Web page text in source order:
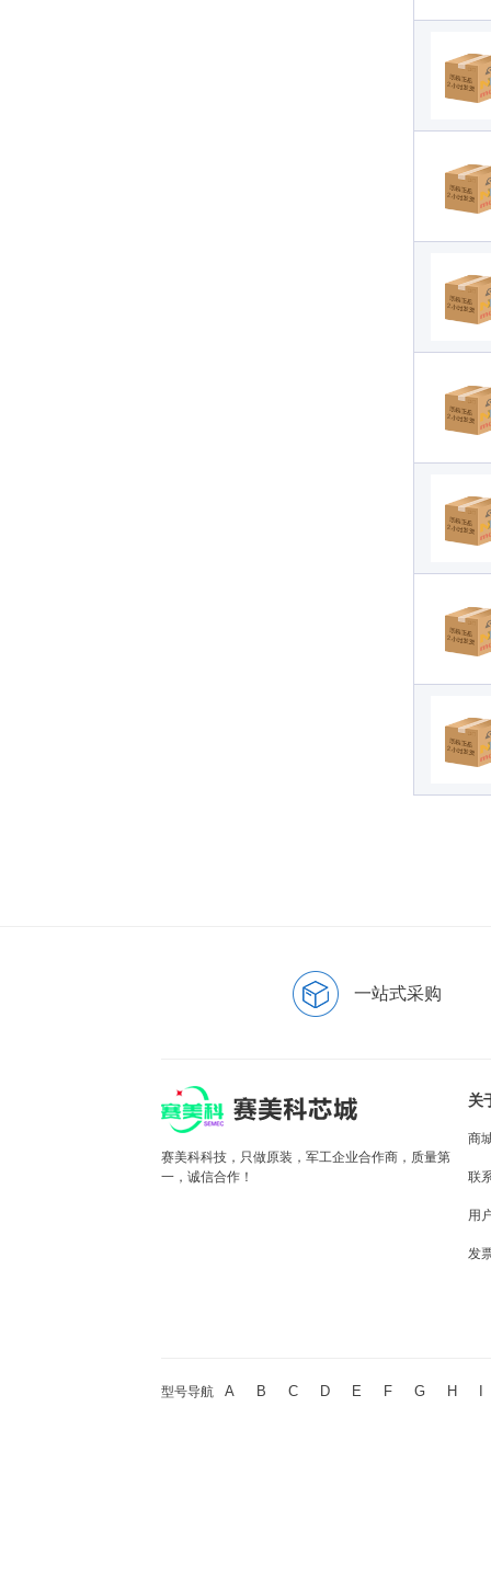
一站式采购
赛美科科技，只做原装，军工企业合作商，质量第
一，诚信合作！
关
商
联
用
发
型号导航 A B C D E F G H